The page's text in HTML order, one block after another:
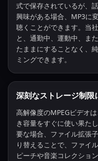
式で保存されているが、
興味がある場合、MP3に
聴くことができます。当
と、通勤中、運動中、ま
たままにすることなく、
ミングできます。
深刻なストレージ制限
高解像度のMPEGビデオ
き容量をすぐに使い果た
要な場合、ファイル拡張
り替えることで、ファイ
ピーチや音楽コレクショ